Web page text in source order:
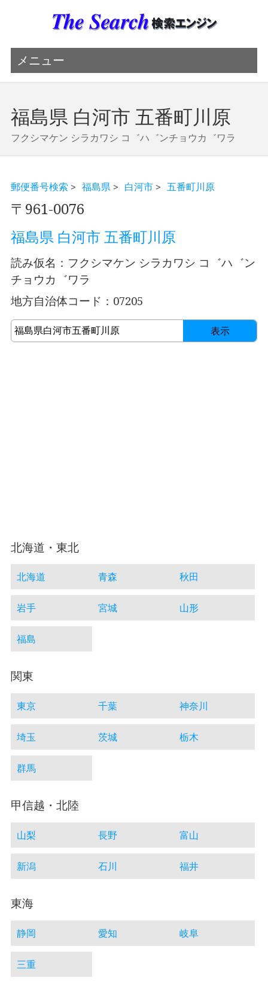
メニュー
福島県 白河市 五番町川原
フクシマケン シラカワシ コ゛ハ゛ンチョウカ゛ワラ
郵便番号検索 > 福島県 > 白河市> 五番町川原
〒961-0076
福島県 白河市 五番町川原
読み仮名：フクシマケン シラカワシ コ゛ハ゛ン
チョウカ゛ワラ
地方自治体コード：07205
表示
北海道・東北
北海道 青森 秋田
岩手 宮城 山形
福島
関東
東京 千葉 神奈川
埼玉 茨城 栃木
群馬
甲信越・北陸
山梨 長野 富山
新潟 石川 福井
東海
静岡 愛知 岐阜
三重